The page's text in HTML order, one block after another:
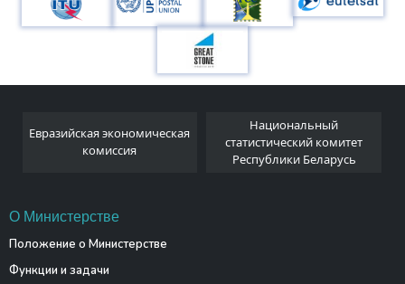
Евразийская экономическая
комиссия
Национальный
статистический комитет
Республики Беларусь
О Министерстве
Положение о Министерстве
Функции и задачи